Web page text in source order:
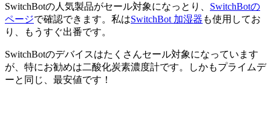
SwitchBotの人気製品がセール対象になっとり、 SwitchBotの
ページで確認できます。私はSwitchBot 加湿器 も使用してお
り、もうすぐ出番です。
SwitchBotのデバイスはたくさんセール対象になっています
が、特にお勧めは二酸化炭素濃度計です。しかもプライムデ
ーと同じ、最安値です！